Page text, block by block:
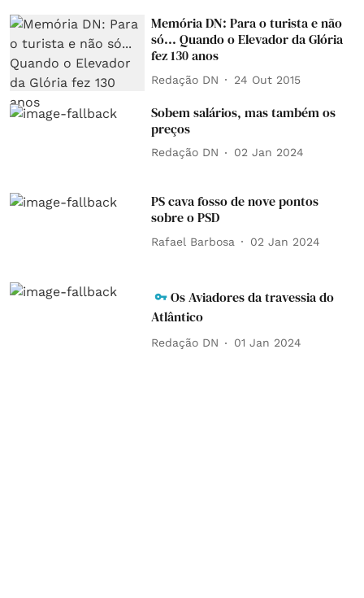
Memória DN: Para o turista e não
só... Quando o Elevador da Glória
fez 130 anos
Redação DN 24 Out 2015
Sobem salários, mas também os
preços
Redação DN 02 Jan 2024
PS cava fosso de nove pontos
sobre o PSD
Rafael Barbosa 02 Jan 2024
Os Aviadores da travessia do
Atlântico
Redação DN 01 Jan 2024